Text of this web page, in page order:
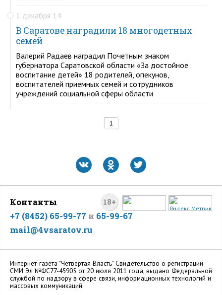
1 декабря 14
В Саратове наградили 18 многодетных
семей
Валерий Радаев наградил Почетным знаком
губернатора Саратовской области «За достойное
воспитание детей» 18 родителей, опекунов,
воспитателей приемных семей и сотрудников
учреждений социальной сферы области
1
18+
Контакты
+7 (8452) 65-99-77 и 65-99-67
mail@4vsaratov.ru
Интернет-газета "Четвертая Власть" Cвидетельство о регистрации
СМИ Эл №ФС77-45905 от 20 июля 2011 года, выдано Федеральной
службой по надзору в сфере связи, информационных технологий и
массовых коммуникаций.